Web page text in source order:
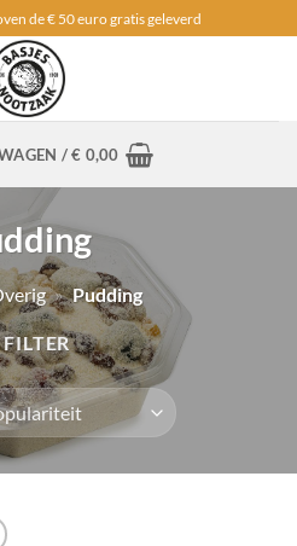
de € 50 euro gratis geleverd
/€ 0,00
» Pudding
FILTER